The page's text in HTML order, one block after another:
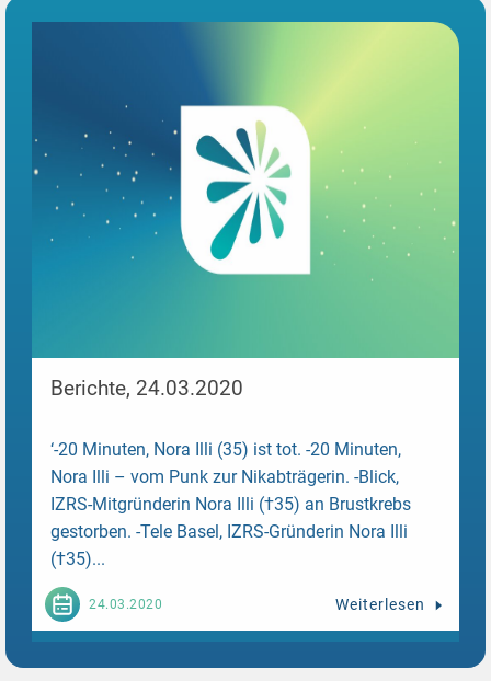
Berichte, 24.03.2020
‘-20 Minuten, Nora Illi (35) ist tot. -20 Minuten,
Nora Illi – vom Punk zur Nikabträgerin. -Blick,
IZRS-Mitgründerin Nora Illi (†35) an Brustkrebs
gestorben. -Tele Basel, IZRS-Gründerin Nora Illi
(†35)...
24.03.2020 Weiterlesen